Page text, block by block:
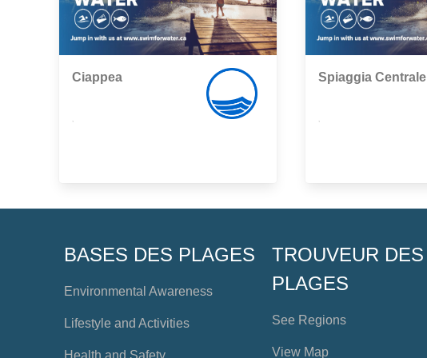
Ciappea Spiaggia Centrale
BASES DES PLAGES
Environmental Awareness
Lifestyle and Activities
Health and Safety
TROUVEUR DES
PLAGES
See Regions
View Map